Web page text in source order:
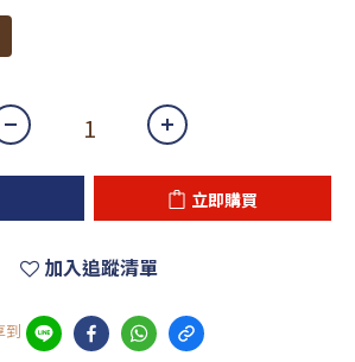
立即購買
加入追蹤清單
到